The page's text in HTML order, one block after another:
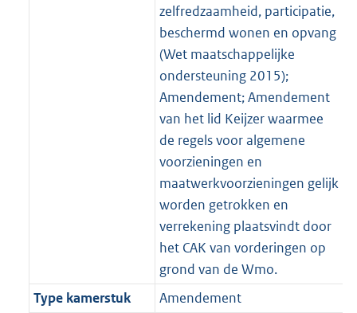
zelfredzaamheid, participatie,
beschermd wonen en opvang
(Wet maatschappelijke
ondersteuning 2015);
Amendement; Amendement
van het lid Keijzer waarmee
de regels voor algemene
voorzieningen en
maatwerkvoorzieningen gelijk
worden getrokken en
verrekening plaatsvindt door
het CAK van vorderingen op
grond van de Wmo.
Type kamerstuk
Amendement